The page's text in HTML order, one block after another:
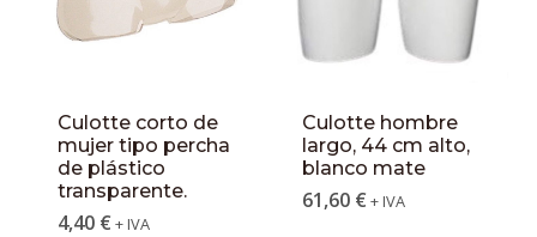
Culotte corto de
mujer tipo percha
de plástico
transparente.
4,40 € + IVA
Culotte hombre
largo, 44 cm alto,
blanco mate
61,60 € + IVA